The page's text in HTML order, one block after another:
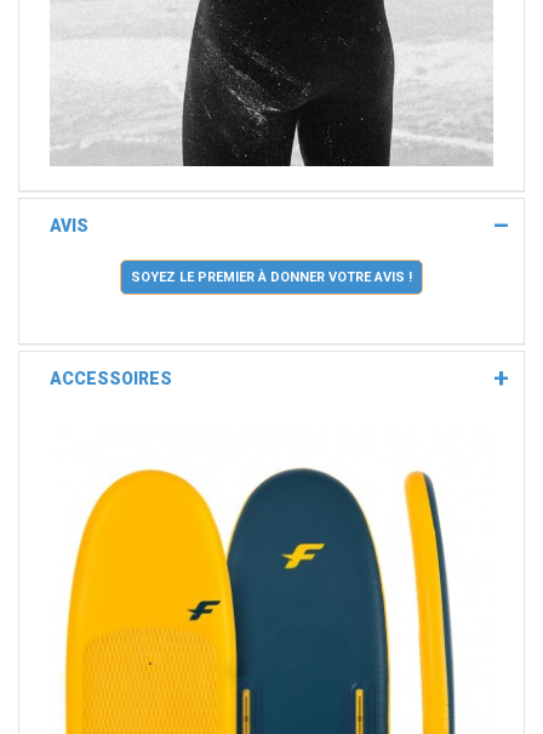
AVIS
SOYEZ LE PREMIER À DONNER VOTRE AVIS !
ACCESSOIRES